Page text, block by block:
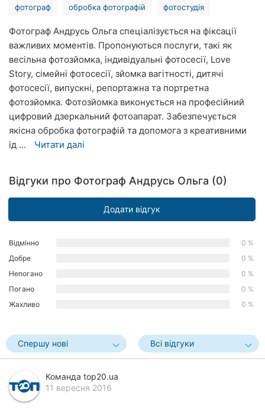
Харків
Запоріжжя
Львів
Кривий
Миколаїв
Чернігів
Черкаси
Суми
Івано-
Франківськ
Луцьк
фотограф обробка фотографій фотостудія
Фотограф Андрусь Ольга спеціалізується на фіксації
важливих моментів. Пропонуються послуги, такі як
весільна фотозйомка, індивідуальні фотосесії, Love
Story, сімейні фотосесії, зйомка вагітності, дитячі
фотосесії, випускні, репортажна та портретна
фотозйомка. Фотозйомка виконується на професійний
цифровий дзеркальний фотоапарат. Забезпечується
якісна обробка фотографій та допомога з креативними
ід ...
Читати далі
Відгуки про Фотограф Андрусь Ольга (0)
Додати відгук
Відмінно
0 %
Добре
0 %
Непогано
0 %
Погано
0 %
Жахливо
0 %
Спершу нові Всі відгуки
Команда top20.ua
11 вересня 2016